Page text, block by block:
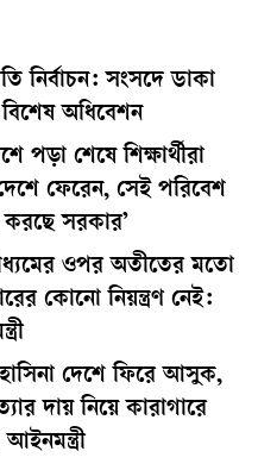
নির্বাচন: সংসদে ডাকা
বিশেষ অধিবেশন
পড়া শেষে শিক্ষার্থীরা
ফেরেন, সেই পরিবেশ
করছে সরকার’
ওপর অতীতের মতো
কোনো নিয়ন্ত্রণ নেই:
দেশে ফিরে আসুক,
দায় নিয়ে কারাগারে